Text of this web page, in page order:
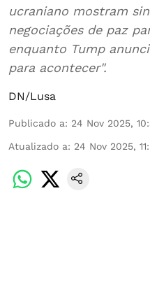
ucraniano mostram
negociações de paz
enquanto Tump
para acontecer".
DN/Lusa
Publicado a: 24 Nov 2025,
Atualizado a: 24 Nov 2025,